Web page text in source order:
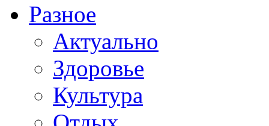
Разное
Актуально
Здоровье
Культура